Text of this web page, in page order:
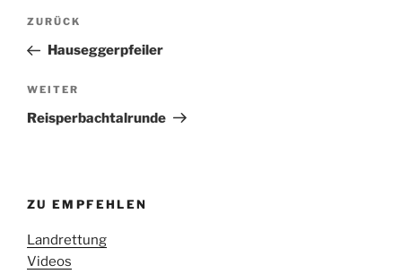
Beitragsnavigation
Vorheriger
Beitrag
ZURÜCK
Hauseggerpfeiler
Nächster
Beitrag
WEITER
Reisperbachtalrunde
ZU EMPFEHLEN
Landrettung
Videos